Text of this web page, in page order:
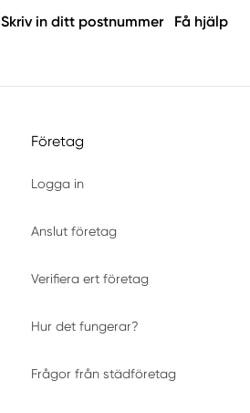
Skriv in ditt postnummer Få hjälp
Företag
Logga in
Anslut företag
Verifiera ert företag
Hur det fungerar?
Frågor från städföretag